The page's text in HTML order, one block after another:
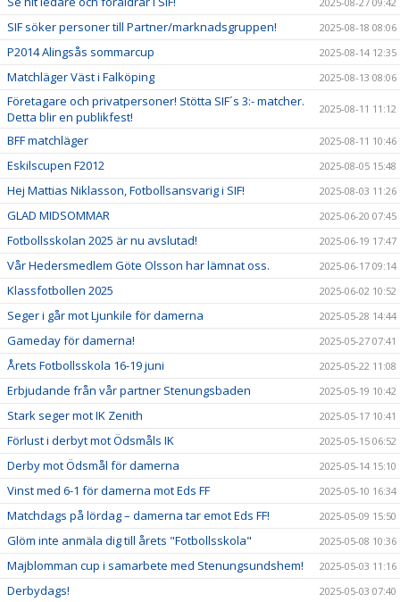
SIF söker personer till Partner/marknadsgruppen! 2025-08-18 08:06
P2014 Alingsås sommarcup 2025-08-14 12:35
Matchläger Väst i Falköping 2025-08-13 08:06
Företagare och privatpersoner! Stötta SIF´s 3:- matcher.
Detta blir en publikfest!
2025-08-11 11:12
BFF matchläger 2025-08-11 10:46
Eskilscupen F2012 2025-08-05 15:48
Hej Mattias Niklasson, Fotbollsansvarig i SIF! 2025-08-03 11:26
GLAD MIDSOMMAR 2025-06-20 07:45
Fotbollsskolan 2025 är nu avslutad! 2025-06-19 17:47
Vår Hedersmedlem Göte Olsson har lämnat oss. 2025-06-17 09:14
Klassfotbollen 2025 2025-06-02 10:52
Seger i går mot Ljunkile för damerna 2025-05-28 14:44
Gameday för damerna! 2025-05-27 07:41
Årets Fotbollsskola 16-19 juni 2025-05-22 11:08
Erbjudande från vår partner Stenungsbaden 2025-05-19 10:42
Stark seger mot IK Zenith 2025-05-17 10:41
Förlust i derbyt mot Ödsmåls IK 2025-05-15 06:52
Derby mot Ödsmål för damerna 2025-05-14 15:10
Vinst med 6-1 för damerna mot Eds FF 2025-05-10 16:34
Matchdags på lördag – damerna tar emot Eds FF! 2025-05-09 15:50
Glöm inte anmäla dig till årets "Fotbollsskola" 2025-05-08 10:36
Majblomman cup i samarbete med Stenungsundshem! 2025-05-03 11:16
Derbydags! 2025-05-03 07:40